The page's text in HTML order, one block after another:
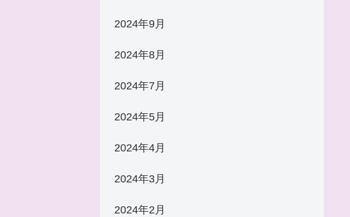
2024年9月
2024年8月
2024年7月
2024年5月
2024年4月
2024年3月
2024年2月